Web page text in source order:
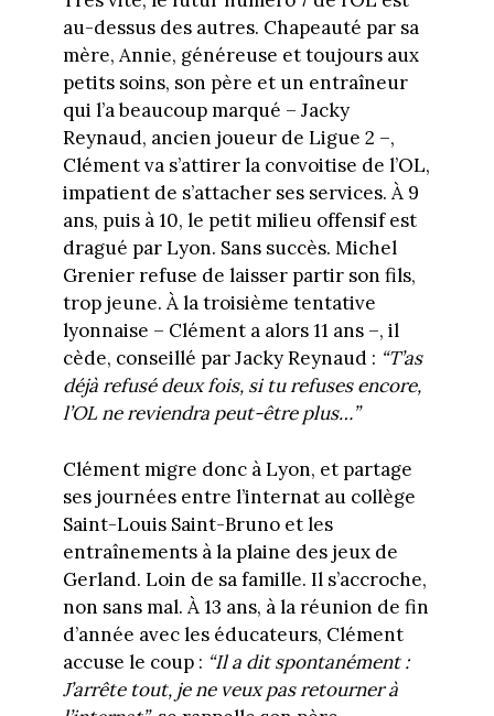
au-dessus des autres. Chapeauté par sa
mère, Annie, généreuse et toujours aux
petits soins, son père et un entraîneur
qui l’a beaucoup marqué – Jacky
Reynaud, ancien joueur de Ligue 2 –,
Clément va s’attirer la convoitise de l’OL,
impatient de s’attacher ses services. À 9
ans, puis à 10, le petit milieu offensif est
dragué par Lyon. Sans succès. Michel
Grenier refuse de laisser partir son fils,
trop jeune. À la troisième tentative
lyonnaise – Clément a alors 11 ans –, il
cède, conseillé par Jacky Reynaud : “T’as
déjà refusé deux fois, si tu refuses encore,
l’OL ne reviendra peut-être plus…”
Clément migre donc à Lyon, et partage
ses journées entre l’internat au collège
Saint-Louis Saint-Bruno et les
entraînements à la plaine des jeux de
Gerland. Loin de sa famille. Il s’accroche,
non sans mal. À 13 ans, à la réunion de fin
d’année avec les éducateurs, Clément
accuse le coup : “Il a dit spontanément :
J’arrête tout, je ne veux pas retourner à